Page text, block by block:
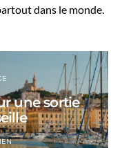
dans le monde.
une sortie